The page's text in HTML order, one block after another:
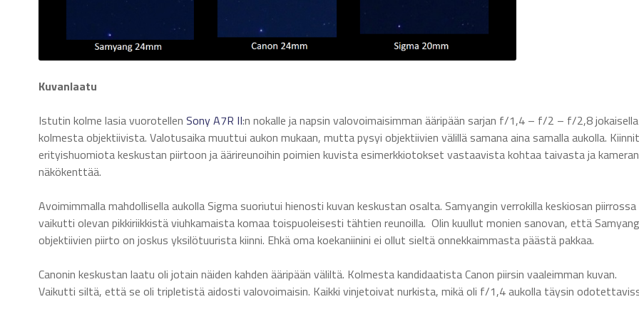
Kuvanlaatu
Istutin kolme lasia vuorotellen Sony A7R II:n nokalle ja napsin valovoimaisimman ääripään sarjan f/1,4 – f/2 – f/2,8 jokaisella
kolmesta objektiivista. Valotusaika muuttui aukon mukaan, mutta pysyi objektiivien välillä samana aina samalla aukolla.
erityishuomiota keskustan piirtoon ja äärireunoihin poimien kuvista esimerkkiotokset vastaavista kohtaa taivasta ja kameran
näkökenttää.
Avoimimmalla mahdollisella aukolla Sigma suoriutui hienosti kuvan keskustan osalta. Samyangin verrokilla keskiosan piirrossa
vaikutti olevan pikkiriikkistä viuhkamaista komaa toispuoleisesti tähtien reunoilla. Olin kuullut monien sanovan, että
objektiivien piirto on joskus yksilötuurista kiinni. Ehkä oma koekaniinini ei ollut sieltä onnekkaimmasta päästä pakkaa.
Canonin keskustan laatu oli jotain näiden kahden ääripään väliltä. Kolmesta kandidaatista Canon piirsin vaaleimman kuvan.
Vaikutti siltä, että se oli tripletistä aidosti valovoimaisin. Kaikki vinjetoivat nurkista, mikä oli f/1,4 aukolla täysin